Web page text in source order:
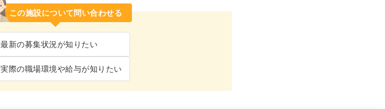
この施設について問い合わせる
最新の募集状況が知りたい
実際の職場環境や給与が知りたい